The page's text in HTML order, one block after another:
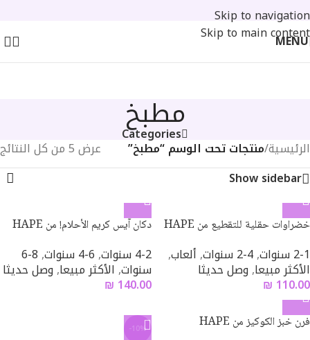
Skip to navigation
Skip to main content
MENU
مطبخ
Categories
الرئيسية/منتجات تحت الوسم “مطبخ”
عرض ⁦5⁩ من كل النتائج
Show sidebar
خضراوات حقلية للتقطيع من HAPE
2-1 سنوات ,4-2 سنوات ,ألعاب,
الأكثر مبيعا,وصل حديثا
₪ 110.00
دكان آيس كريم الأحلام! من HAPE
4-2 سنوات ,6-4 سنوات ,
8-6
سنوات, الأكثر مبيعا,وصل حديثا
₪ 140.00
فرن خبز الكوكيز من HAPE -10%